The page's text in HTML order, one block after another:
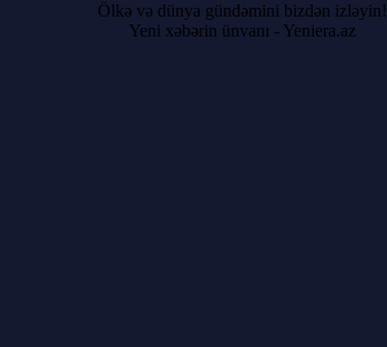
Ölkə və dünya gündəmini bizdən izləyin!
Yeni xəbərin ünvanı - Yeniera.az